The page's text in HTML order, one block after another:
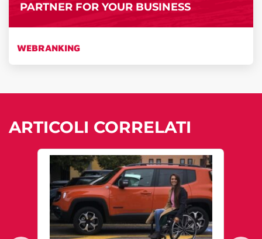
PARTNER FOR YOUR BUSINESS
WEBRANKING
ARTICOLI CORRELATI